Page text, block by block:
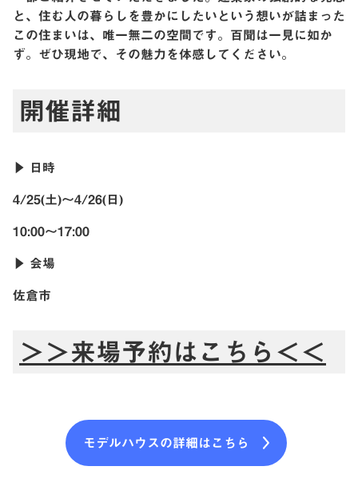
と、住む人の暮らしを豊かにしたいという想いが詰まった
この住まいは、唯一無二の空間です。百聞は一見に如か
ず。ぜひ現地で、その魅力を体感してください。
開催詳細
▶︎ 日時
4/25(土)〜4/26(日)
10:00〜17:00
▶︎ 会場
佐倉市
＞＞来場予約はこちら＜＜
モデルハウスの詳細はこちら